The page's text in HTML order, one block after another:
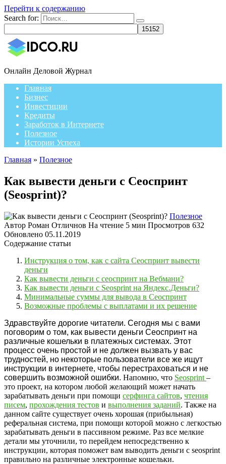
Перейти к содержанию
Search for:
Онлайн Деловой Журнал
Главная
Бизнес
Инвестиции
Кредиты
Заработок в Интернете
Полезное
Истории Успеха
Главная » Полезное
Как вывести деньги с Сеоспринт
(Seosprint)?
Полезное
Автор Роман Отличнов На чтение 5 мин Просмотров 632
Обновлено 05.11.2019
Содержание статьи
Инструкция о том, как с сайта Сеоспринт вывести
деньги
Как вывести деньги с сеоспринт на Вебмани?
Как вывести деньги с Seosprint на Яндекс.Деньги?
Минимальные суммы для вывода в Сеоспринт
Возможные проблемы с выплатами и их решение
Здравствуйте дорогие читатели. Сегодня мы с вами
поговорим о том, как вывести деньги Сеоспринт на
различные кошельки в платежных системах. Этот
процесс очень простой и не должен вызвать у вас
трудностей, но некоторые пользователи все же ищут
инструкции в интернете, чтобы перестраховаться и не
совершить возможной ошибки. Напомню, что Seosprint –
это проект, на котором любой желающий может начать
зарабатывать деньги при помощи серфинга сайтов, чтения
писем, прохождения тестов и выполнения заданий. Также на
данном сайте существует очень хорошая (прибыльная)
реферальная система, при помощи которой можно с легкостью
зарабатывать деньги в пассивном режиме. Раз все мелкие
детали мы уточнили, то перейдем непосредственно к
инструкции, которая поможет вам выводить деньги с seosprint
правильно на различные электронные кошельки.